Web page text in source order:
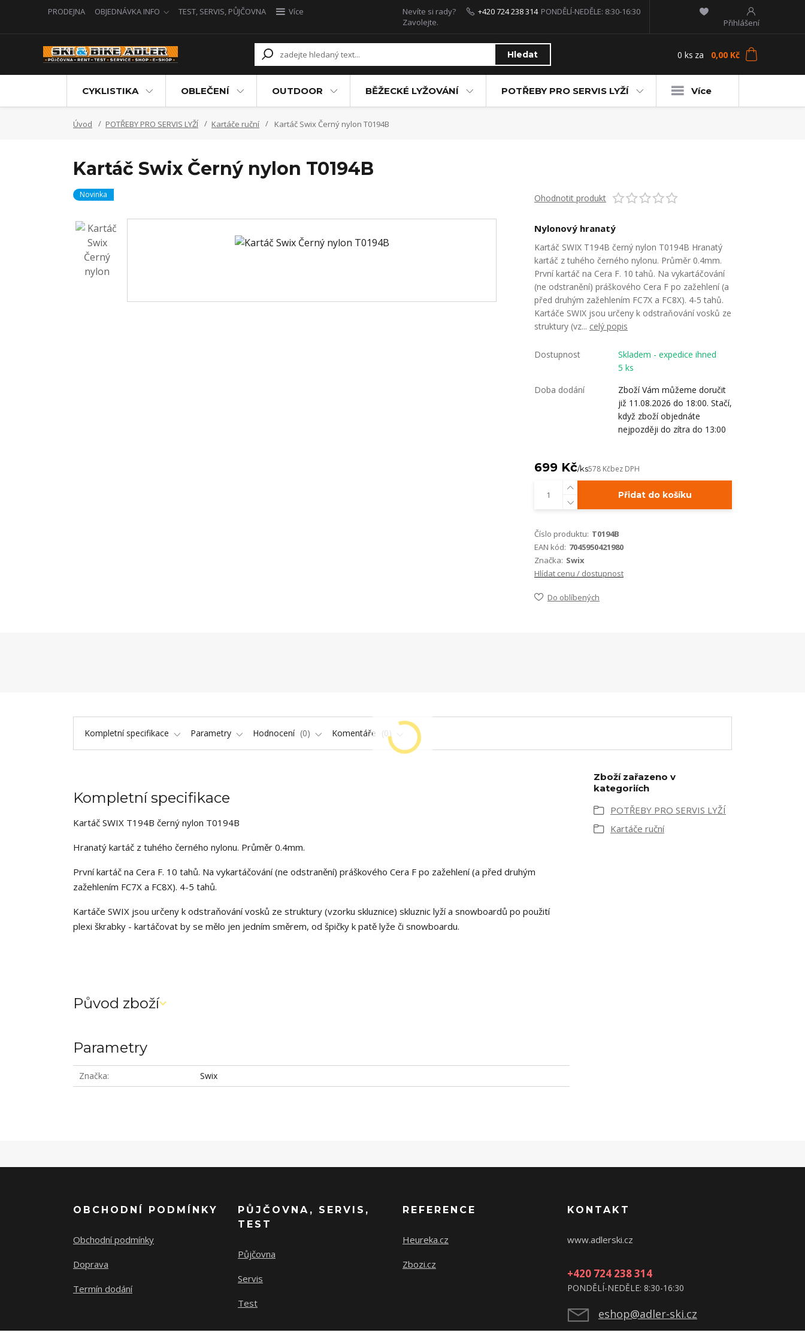
PRODEJNA OBJEDNÁVKA INFO TEST, SERVIS, PŮJČOVNA
Více
Přihlášení
Hledat
Nevíte si rady?
Zavolejte.
+420 724 238 314 PONDĚLÍ-NEDĚLE: 8:30-16:30
0 ks za 0,00 Kč
CYKLISTIKA OBLEČENÍ OUTDOOR BĚŽECKÉ LYŽOVÁNÍ POTŘEBY PRO SERVIS LYŽÍ Více
Úvod POTŘEBY PRO SERVIS LYŽÍ Kartáče ruční Kartáč Swix Černý nylon T0194B
Kartáč Swix Černý nylon T0194B
Novinka Ohodnotit produkt
Nylonový hranatý
Kartáč SWIX T194B černý nylon T0194B Hranatý
kartáč z tuhého černého nylonu. Průměr 0.4mm.
První kartáč na Cera F. 10 tahů. Na vykartáčování
(ne odstranění) práškového Cera F po zažehlení (a
před druhým zažehlením FC7X a FC8X). 4-5 tahů.
Kartáče SWIX jsou určeny k odstraňování vosků ze
struktury (vz... celý popis
Dostupnost
Skladem - expedice ihned
5 ks
Doba dodání
Zboží Vám můžeme doručit
již 11.08.2026 do 18:00. Stačí,
když zboží objednáte
nejpozději do zítra do 13:00
699 Kč/ks578 Kčbez DPH
Přidat do košíku
Číslo produktu: T0194B
EAN kód: 7045950421980
Značka: Swix
Hlídat cenu / dostupnost
Do oblíbených
Kompletní specifikace Parametry Hodnocení 0 Komentáře 0
Kompletní specifikace
Kartáč SWIX T194B černý nylon T0194B
Hranatý kartáč z tuhého černého nylonu. Průměr 0.4mm.
První kartáč na Cera F. 10 tahů. Na vykartáčování (ne odstranění) práškového Cera F po zažehlení (a před druhým
zažehlením FC7X a FC8X). 4-5 tahů.
Kartáče SWIX jsou určeny k odstraňování vosků ze struktury (vzorku skluznice) skluznic lyží a snowboardů po použití
plexi škrabky - kartáčovat by se mělo jen jedním směrem, od špičky k patě lyže či snowboardu.
Původ zboží
Parametry
Značka Swix
Zboží zařazeno v
kategoriích
POTŘEBY PRO SERVIS LYŽÍ
Kartáče ruční
OBCHODNÍ PODMÍNKY
Obchodní podmínky
Doprava
Termín dodání
PŮJČOVNA, SERVIS,
TEST
Půjčovna
Servis
Test
REFERENCE
Heureka.cz
Zbozi.cz
KONTAKT
www.adlerski.cz
+420 724 238 314
PONDĚLÍ-NEDĚLE: 8:30-16:30
eshop@adler-ski.cz